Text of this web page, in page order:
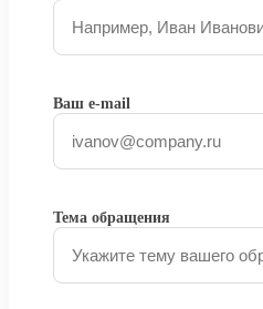
Ваш e-mail
Тема обращения